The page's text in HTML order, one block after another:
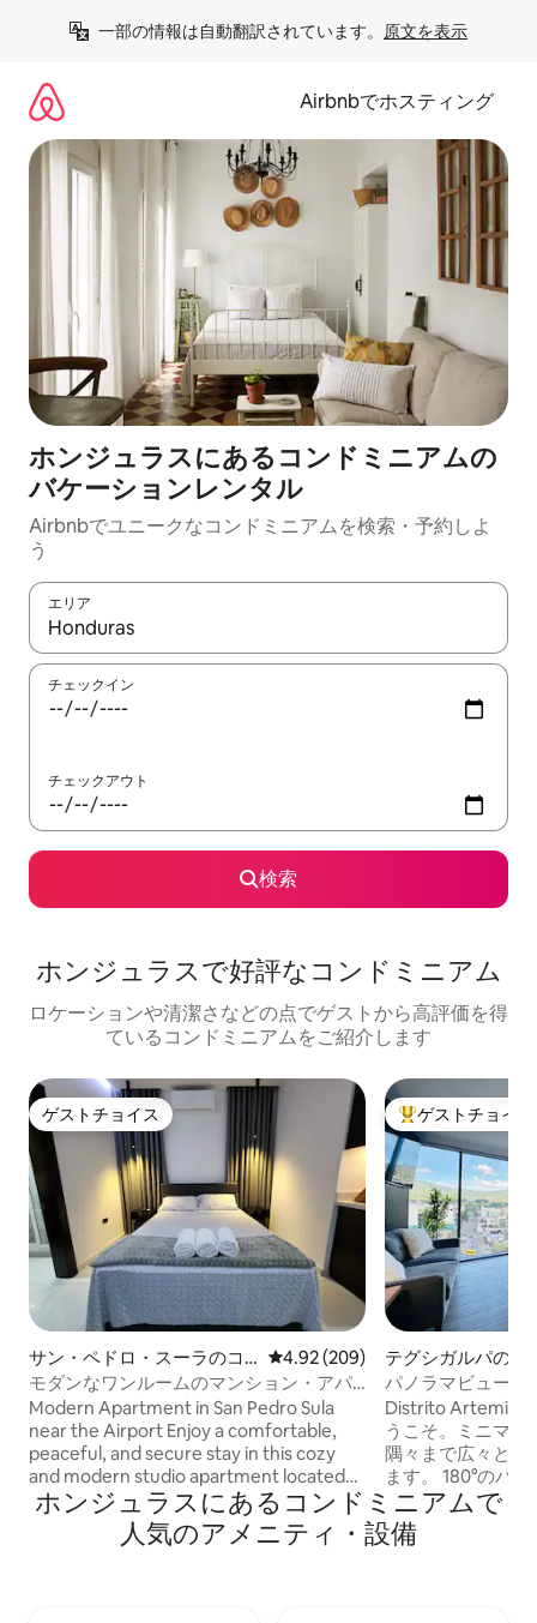
一部の情報は自動翻訳されています。 原文を表示
Airbnbでホスティング
ホンジュラスにあるコンドミニアムの
バケーションレンタル
Airbnbでユニークなコンドミニアムを検索・予約しよ
う
エリア
検索結果が表示されたら、上下の矢印キーを使って移動するか
チェックイン
チェックアウト
検索
ホンジュラスで好評なコンドミニアム
ロケーションや清潔さなどの点でゲストから高評価を得
ているコンドミニアムをご紹介します
ゲストチョイス
ゲストチョイス
サン・ペドロ・スーラのコ
ンドミニアム
レビュー209件、5つ星中4.92つ
4.92 (209)
モダンなワンルームのマンション・アパ
ートS9
Modern Apartment in San Pedro Sula
near the Airport Enjoy a comfortable,
peaceful, and secure stay in this cozy
and modern studio apartment located
within a gated community in Residencial
Costa del Sol. 👥Maximum occupancy: 2
people 🚫No visitors allowed 🚗 Parking
大好評のゲスト
ゲストチョイス
テグシガルパのコ
アム
パノラマビュー＋
セキュリティ
Distrito Artemisa
うこそ。ミニマ
隅々まで広々とし
ます。 180°のパノラマビューを楽しめる
洗練されたレイ
と24時間対応の
仕事専用スペース
ホンジュラスにあるコンドミニアムで
人気のアメニティ・設備